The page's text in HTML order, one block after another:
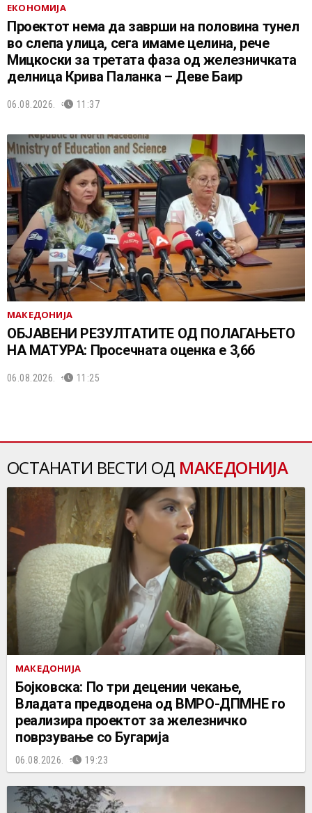
ЕКОНОМИЈА
Проектот нема да заврши на половина тунел
во слепа улица, сега имаме целина, рече
Мицкоски за третата фаза од железничката
делница Крива Паланка – Деве Баир
06.08.2026. 11:37
МАКЕДОНИЈА
ОБЈАВЕНИ РЕЗУЛТАТИТЕ ОД ПОЛАГАЊЕТО
НА МАТУРА: Просечната оценка е 3,66
06.08.2026. 11:25
ОСТАНАТИ ВЕСТИ ОД МАКЕДОНИЈА
МАКЕДОНИЈА
Бојковска: По три децении чекање,
Владата предводена од ВМРО-ДПМНЕ го
реализира проектот за железничко
поврзување со Бугарија
06.08.2026. 19:23